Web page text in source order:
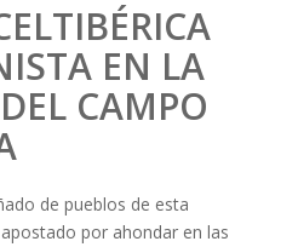
EN LA
CAMPO
de pueblos de esta
por ahondar en las